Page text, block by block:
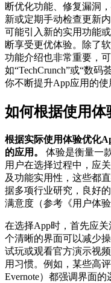
断优化功能、修复漏洞
新或定期手动检查更新
可能引入新的实用功能
断享受更优体验。除了
功能介绍也非常重要，
如“TechCrunch”或“数
你不断提升App应用的使
如何根据使用体
根据实际使用体验优化
的应用。
体验是衡量一
用户在选择过程中，应
及功能实用性，这些都
据多项行业研究，良好
满意度（参考《用户体
在选择App时，首先应
个清晰的界面可以减少
试玩或观看官方演示视
用习惯。例如，某些高
Evernote）都强调界面